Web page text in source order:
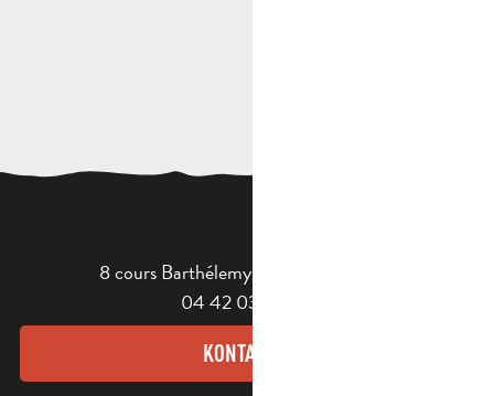
8 cours Barthélemy - 13400 Aubagne
04 42 03 49 98
KONTAKT